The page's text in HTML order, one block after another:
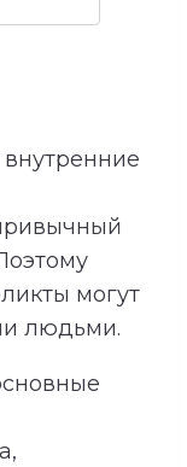
могут
людьми.